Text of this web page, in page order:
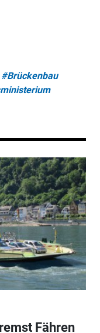
#Brückenbau
Fähren